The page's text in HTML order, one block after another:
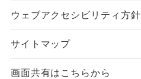
ウェブアクセシビリティ方針
サイトマップ
画面共有はこちらから